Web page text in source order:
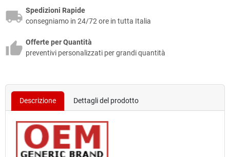
Spedizioni Rapide
consegniamo in 24/72 ore in tutta Italia
Offerte per Quantità
preventivi personalizzati per grandi quantità
Descrizione Dettagli del prodotto